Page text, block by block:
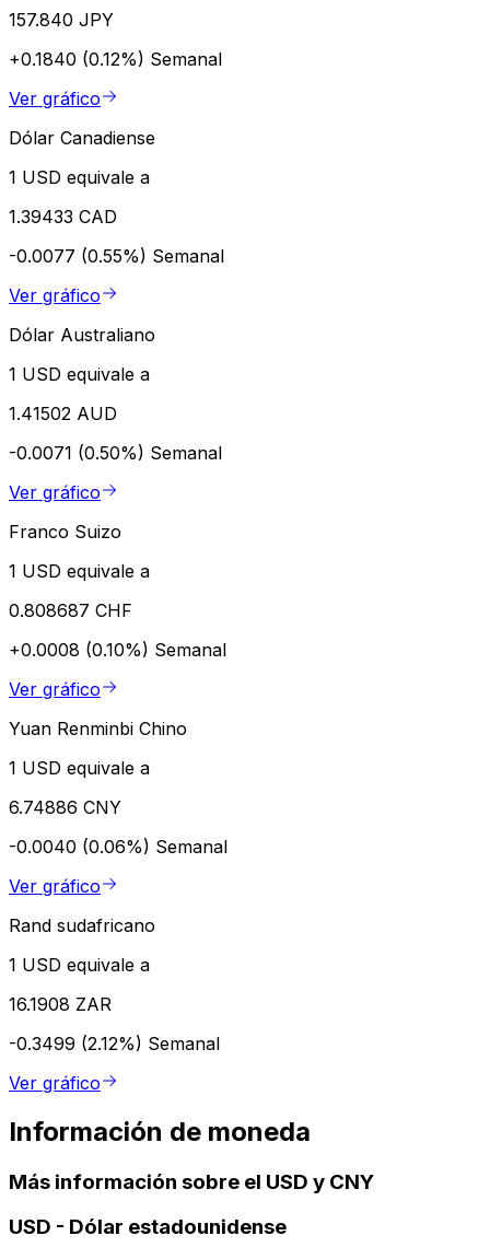
157.840 JPY
+0.1840 (0.12%) Semanal
Ver gráfico
Dólar Canadiense
1 USD equivale a
1.39433 CAD
-0.0077 (0.55%) Semanal
Ver gráfico
Dólar Australiano
1 USD equivale a
1.41502 AUD
-0.0071 (0.50%) Semanal
Ver gráfico
Franco Suizo
1 USD equivale a
0.808687 CHF
+0.0008 (0.10%) Semanal
Ver gráfico
Yuan Renminbi Chino
1 USD equivale a
6.74886 CNY
-0.0040 (0.06%) Semanal
Ver gráfico
Rand sudafricano
1 USD equivale a
16.1908 ZAR
-0.3499 (2.12%) Semanal
Ver gráfico
Información de moneda
Más información sobre el USD y CNY
USD - Dólar estadounidense